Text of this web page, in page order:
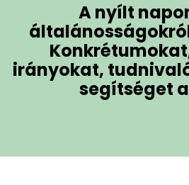
A nyílt
irányokat,
segítséget